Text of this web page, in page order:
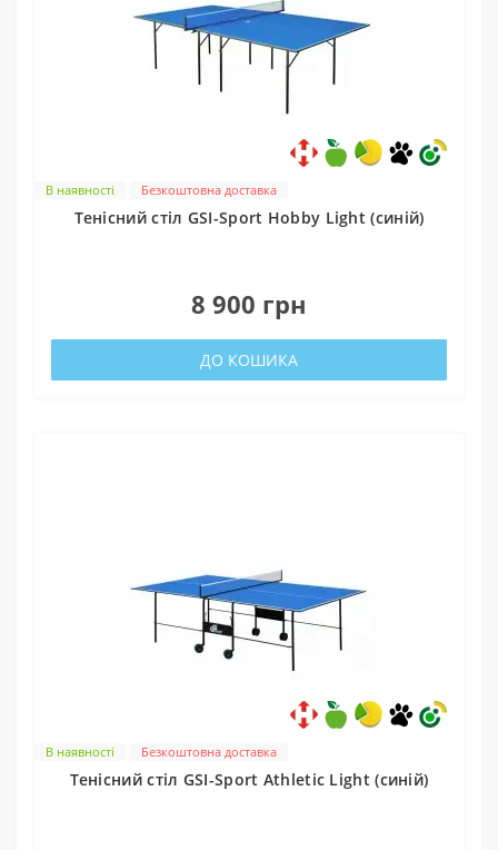
В наявності Безкоштовна доставка
Тенісний стіл GSI-Sport Hobby Light (синій)
8 900 грн
ДО КОШИКА
В наявності Безкоштовна доставка
Тенісний стіл GSI-Sport Athletic Light (синій)